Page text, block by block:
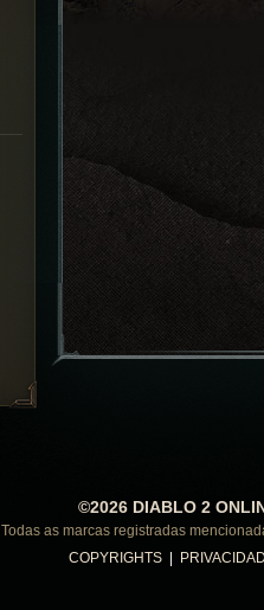
©2026 DIABLO 2
Todas as marcas registradas
COPYRIGHTS